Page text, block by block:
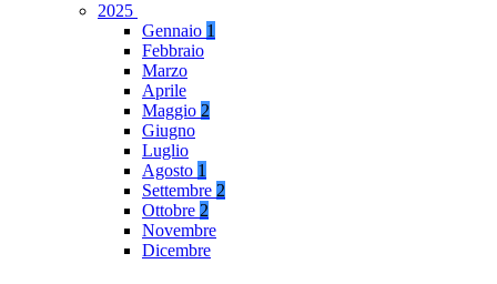
2025
Gennaio 1
Febbraio
Marzo
Aprile
Maggio 2
Giugno
Luglio
Agosto 1
Settembre 2
Ottobre 2
Novembre
Dicembre